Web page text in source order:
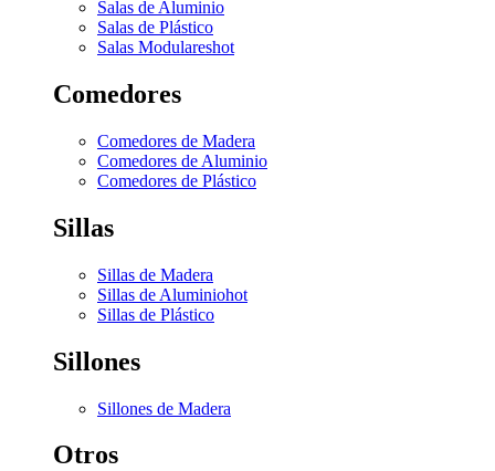
Salas de Aluminio
Salas de Plástico
Salas Modulareshot
Comedores
Comedores de Madera
Comedores de Aluminio
Comedores de Plástico
Sillas
Sillas de Madera
Sillas de Aluminiohot
Sillas de Plástico
Sillones
Sillones de Madera
Otros